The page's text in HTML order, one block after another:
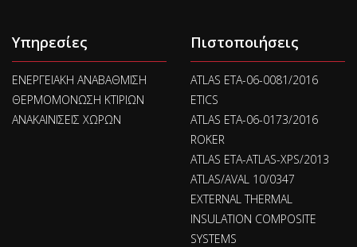
Υπηρεσίες
ΕΝΕΡΓΕΙΑΚΗ ΑΝΑΒΑΘΜΙΣΗ
ΘΕΡΜΟΜΟΝΩΣΗ ΚΤΙΡΙΩΝ
ΑΝΑΚΑΙΝΙΣΕΙΣ ΧΩΡΩΝ
Πιστοποιήσεις
ATLAS ETA-06-0081/2016
ETICS
ATLAS ETA-06-0173/2016
ROKER
ATLAS ETA-ATLAS-XPS/2013
ATLAS/AVAL 10/0347
EXTERNAL THERMAL
INSULATION COMPOSITE
SYSTEMS